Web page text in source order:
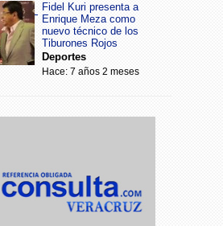
Fidel Kuri presenta a
Enrique Meza como
nuevo técnico de los
Tiburones Rojos
Deportes
Hace: 7 años 2 meses